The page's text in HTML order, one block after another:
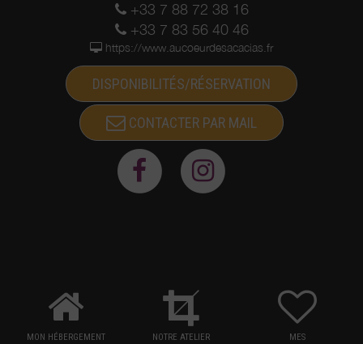
+33 7 88 72 38 16
+33 7 83 56 40 46
https://www.aucoeurdesacacias.fr
DISPONIBILITÉS/RÉSERVATION
CONTACTER PAR MAIL
MON HÉBERGEMENT NOTRE ATELIER
MES